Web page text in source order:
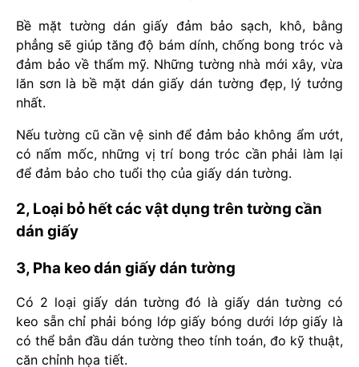
Bề mặt tường dán giấy đảm bảo sạch, khô, bằng
phẳng sẽ giúp tăng độ bám dính, chống bong tróc và
đảm bảo về thẩm mỹ. Những tường nhà mới xây, vừa
lăn sơn là bề mặt dán giấy dán tường đẹp, lý tưởng
nhất.
Nếu tường cũ cần vệ sinh để đảm bảo không ẩm ướt,
có nấm mốc, những vị trí bong tróc cần phải làm lại
để đảm bảo cho tuổi thọ của giấy dán tường.
2, Loại bỏ hết các vật dụng trên tường cần
dán giấy
3, Pha keo dán giấy dán tường
Có 2 loại giấy dán tường đó là giấy dán tường có
keo sẵn chỉ phải bóng lớp giấy bóng dưới lớp giấy là
có thể bắn đầu dán tường theo tính toán, đo kỹ thuật,
căn chỉnh họa tiết.